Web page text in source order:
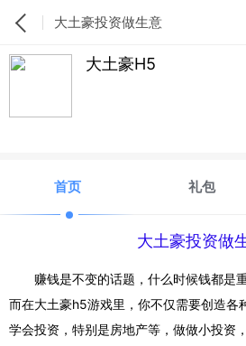
大土豪投资做生意
大土豪H5
首页 礼包
大土豪投资做
赚钱是不变的话题，什么时候钱都是
而在大土豪h5游戏里，你不仅需要创造各
学会投资，特别是房地产等，做做小投资